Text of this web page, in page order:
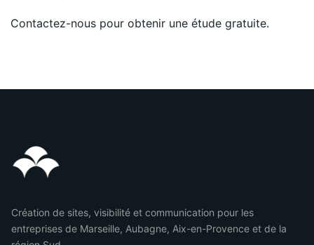
Contactez-nous pour obtenir une étude gratuite.
Création de sites, visibilité et communication pour les
entreprises de Marseille, Aubagne, Aix-en-Provence et de la